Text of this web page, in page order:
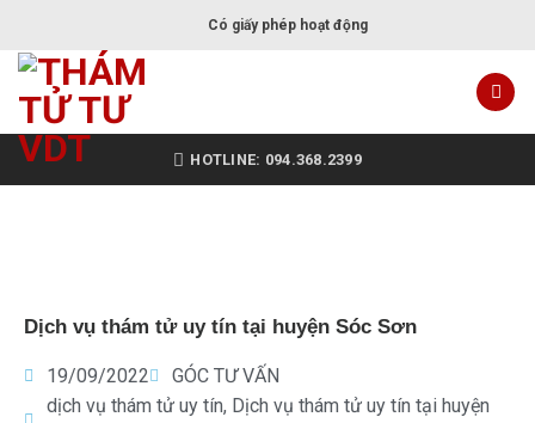
Có giấy phép hoạt động
HOTLINE: 094.368.2399
Dịch vụ thám tử uy tín tại huyện Sóc Sơn
19/09/2022
GÓC TƯ VẤN
dịch vụ thám tử uy tín, Dịch vụ thám tử uy tín tại huyện